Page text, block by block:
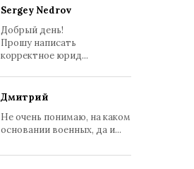
Sergey Nedrov
Добрый день!
Прошу написать
корректное юрид...
Дмитрий
Не очень понимаю, на каком
основании военных, да и...